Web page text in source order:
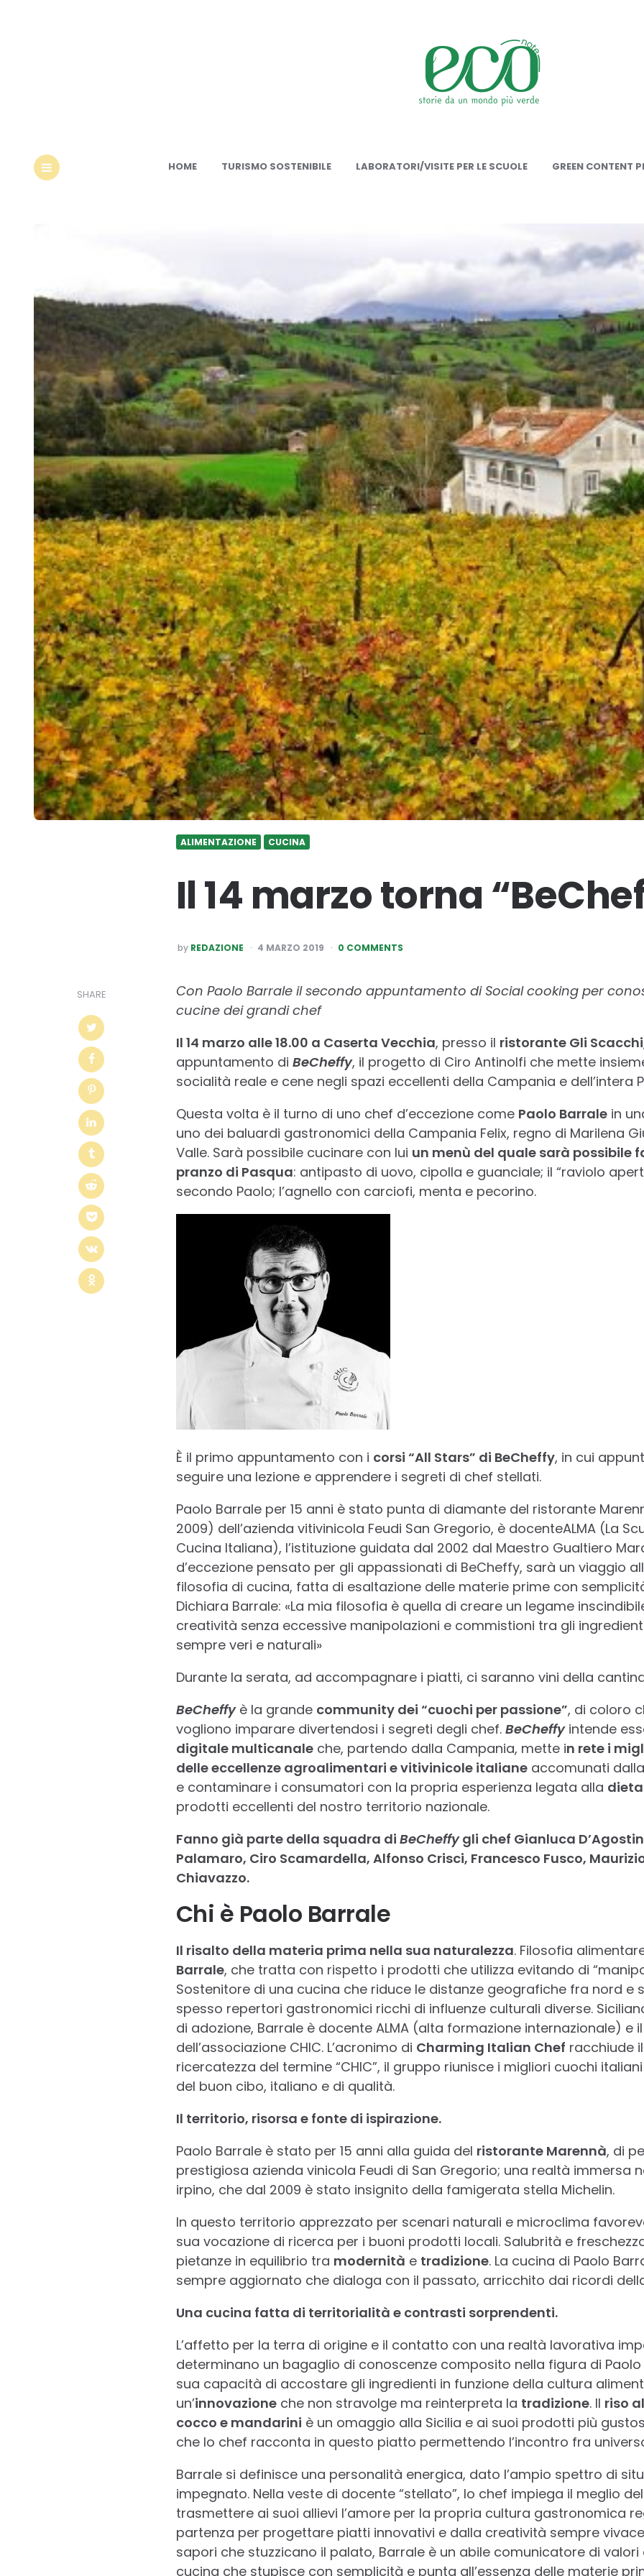
HOME TURISMO SOSTENIBILE LABORATORI/VISITE PER LE SCUOLE GREEN CONTENT
ALIMENTAZIONE CUCINA
Il 14 marzo torna
POSTED
BY
by REDAZIONE 4 MARZO 2019 0 COMMENTS
SHARE
Con Paolo Barrale il secondo appuntamento di Social cooking per
cucine dei grandi chef
Il 14 marzo alle 18.00 a Caserta Vecchia, presso il ristorante Gli Scacchi
appuntamento di BeCheffy, il progetto di Ciro Antinolfi che mette
socialità reale e cene negli spazi eccellenti della Campania e dell’intera
Questa volta è il turno di uno chef d’eccezione come Paolo Barralein
uno dei baluardi gastronomici della Campania Felix, regno di Marilena
Valle. Sarà possibile cucinare con lui un menù del quale sarà possibile
pranzo di Pasqua: antipasto di uovo, cipolla e guanciale; il “raviolo
secondo Paolo; l’agnello con carciofi, menta e pecorino.
È il primo appuntamento con i corsi “All Stars” di BeCheffy, in cui
seguire una lezione e apprendere i segreti di chef stellati.
Paolo Barrale per 15 anni è stato punta di diamante del ristorante
2009) dell’azienda vitivinicola Feudi San Gregorio, è docenteALMA (La
Cucina Italiana), l’istituzione guidata dal 2002 dal Maestro Gualtiero
d’eccezione pensato per gli appassionati di BeCheffy, sarà un viaggio
filosofia di cucina, fatta di esaltazione delle materie prime con
Dichiara Barrale: «La mia filosofia è quella di creare un legame
creatività senza eccessive manipolazioni e commistioni tra gli
sempre veri e naturali»
Durante la serata, ad accompagnare i piatti, ci saranno vini della cantina
BeCheffyè la grande community dei “cuochi per passione”, di coloro
vogliono imparare divertendosi i segreti degli chef. BeCheffyintende
digitale multicanaleche, partendo dalla Campania, mette in rete i
delle eccellenze agroalimentari e vitivinicole italianeaccomunati
e contaminare i consumatori con la propria esperienza legata alla
prodotti eccellenti del nostro territorio nazionale.
Fanno già parte della squadra di BeCheffygli chef Gianluca
Palamaro, Ciro Scamardella, Alfonso Crisci, Francesco Fusco,
Chiavazzo.
Chi è Paolo Barrale
Il risalto della materia prima nella sua naturalezza. Filosofia
Barrale, che tratta con rispetto i prodotti che utilizza evitando di
Sostenitore di una cucina che riduce le distanze geografiche fra nord e
spesso repertori gastronomici ricchi di influenze culturali diverse.
di adozione, Barrale è docente ALMA (alta formazione internazionale) e
dell’associazione CHIC. L’acronimo di Charming Italian Chef racchiude
ricercatezza del termine “CHIC”, il gruppo riunisce i migliori cuochi
del buon cibo, italiano e di qualità.
Il territorio, risorsa e fonte di ispirazione.
Paolo Barrale è stato per 15 anni alla guida del ristorante Marennà, di
prestigiosa azienda vinicola Feudi di San Gregorio; una realtà immersa
irpino, che dal 2009 è stato insignito della famigerata stella Michelin.
In questo territorio apprezzato per scenari naturali e microclima
sua vocazione di ricerca per i buoni prodotti locali. Salubrità e
pietanze in equilibrio tra modernità e tradizione. La cucina di Paolo
sempre aggiornato che dialoga con il passato, arricchito dai ricordi
Una cucina fatta di territorialità e contrasti sorprendenti.
L’affetto per la terra di origine e il contatto con una realtà lavorativa
determinano un bagaglio di conoscenze composito nella figura di Paolo
sua capacità di accostare gli ingredienti in funzione della cultura
un’innovazioneche non stravolge ma reinterpreta la tradizione. Il riso
cocco e mandarini è un omaggio alla Sicilia e ai suoi prodotti più
che lo chef racconta in questo piatto permettendo l’incontro fra
Barrale si definisce una personalità energica, dato l’ampio spettro di
impegnato. Nella veste di docente “stellato”, lo chef impiega il meglio
trasmettere ai suoi allievi l’amore per la propria cultura gastronomica
partenza per progettare piatti innovativi e dalla creatività sempre
sapori che stuzzicano il palato, Barrale è un abile comunicatore di valori
cucina che stupisce con semplicità e punta all’essenza delle materie